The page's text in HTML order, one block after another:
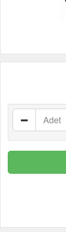
Adet